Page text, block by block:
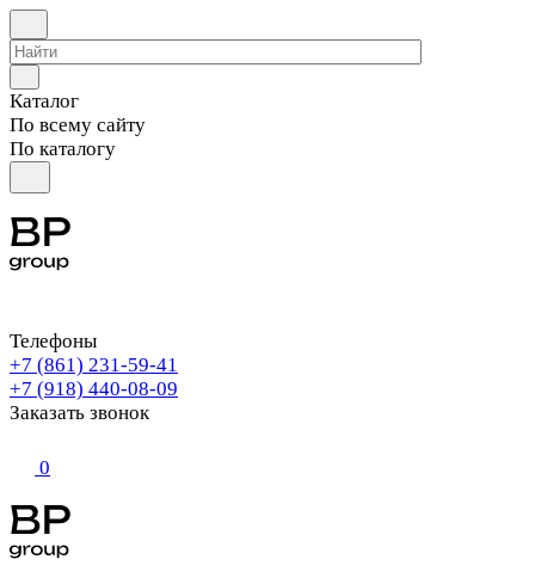
Каталог
По всему сайту
По каталогу
Телефоны
+7 (861) 231-59-41
+7 (918) 440-08-09
Заказать звонок
0